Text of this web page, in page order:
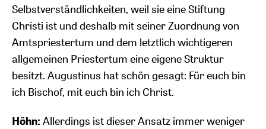
Selbstverständlichkeiten, weil sie eine Stiftung
Christi ist und deshalb mit seiner Zuordnung von
Amtspriestertum und dem letztlich wichtigeren
allgemeinen Priestertum eine eigene Struktur
besitzt. Augustinus hat schön gesagt: Für euch bin
ich Bischof, mit euch bin ich Christ.
Höhn: Allerdings ist dieser Ansatz immer weniger